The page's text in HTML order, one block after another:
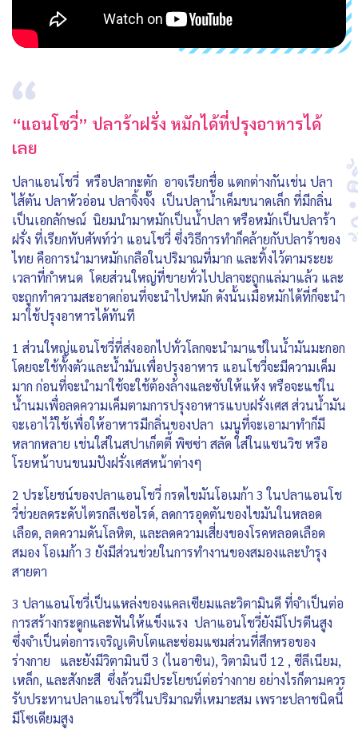
“แอนโชวี่” ปลาร้าฝรั่ง หมักได้ที่ปรุงอาหารได้
เลย
ปลาแอนโชวี่ หรือปลากะตัก อาจเรียกชื่อ แตกต่างกันเช่น ปลา
ไส้ตัน ปลาหัวอ่อน ปลาจิ้งจั๊ง เป็นปลาน้ำเค็มขนาดเล็ก ที่มีกลิ่น
เป็นเอกลักษณ์ นิยมนำมาหมักเป็นน้ำปลา หรือหมักเป็นปลาร้า
ฝรั่ง ที่เรียกทับศัพท์ว่า แอนโชวี่ ซึ่งวิธีการทำก็คล้ายกับปลาร้าของ
ไทย คือการนำมาหมักเกลือในปริมาณที่มาก และทิ้งไว้ตามระยะ
เวลาที่กำหนด โดยส่วนใหญ่ที่ขายทั่วไปปลาจะถูกแล่มาแล้ว และ
จะถูกทำความสะอาดก่อนที่จะนำไปหมัก ดังนั้นเมื่อหมักได้ที่ก็จะนำ
มาใช้ปรุงอาหารได้ทันที
1 ส่วนใหญ่แอนโชวี่ที่ส่งออกไปทั่วโลกจะนำมาแช่ในน้ำมันมะกอก
โดยจะใช้ทั้งตัวและน้ำมันเพื่อปรุงอาหาร แอนโชวี่จะมีความเค็ม
มาก ก่อนที่จะนำมาใช้จะใช้ต้องล้างและซับให้แห้ง หรือจะแช่ใน
น้ำนมเพื่อลดความเค็มตามการปรุงอาหารแบบฝรั่งเศส ส่วนน้ำมัน
จะเอาไว้ใช้เพื่อให้อาหารมีกลิ่นของปลา เมนูที่จะเอามาทำก็มี
หลากหลาย เช่นใส่ในสปาเก็ตตี้ พิซซ่า สลัด ใส่ในแซนวิช หรือ
โรยหน้าบนขนมปังฝรั่งเศสหน้าต่างๆ
2 ประโยชน์ของปลาแอนโชวี่ กรดไขมันโอเมก้า 3 ในปลาแอนโช
วี่ช่วยลดระดับไตรกลีเซอไรด์, ลดการอุดตันของไขมันในหลอด
เลือด, ลดความดันโลหิต, และลดความเสี่ยงของโรคหลอดเลือด
สมอง โอเมก้า 3 ยังมีส่วนช่วยในการทำงานของสมองและบำรุง
สายตา
3 ปลาแอนโชวี่เป็นแหล่งของแคลเซียมและวิตามินดี ที่จำเป็นต่อ
การสร้างกระดูกและฟันให้แข็งแรง ปลาแอนโชวี่ยังมีโปรตีนสูง
ซึ่งจำเป็นต่อการเจริญเติบโตและซ่อมแซมส่วนที่สึกหรอของ
ร่างกาย และยังมีวิตามินบี 3 (ไนอาซิน), วิตามินบี 12 , ซีลีเนียม,
เหล็ก, และสังกะสี ซึ่งล้วนมีประโยชน์ต่อร่างกาย อย่างไรก็ตามควร
รับประทานปลาแอนโชวี่ในปริมาณที่เหมาะสม เพราะปลาชนิดนี้
มีโซเดียมสูง